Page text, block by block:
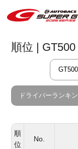
順位 |
GT500
ドライバーランキ
順
位
No.